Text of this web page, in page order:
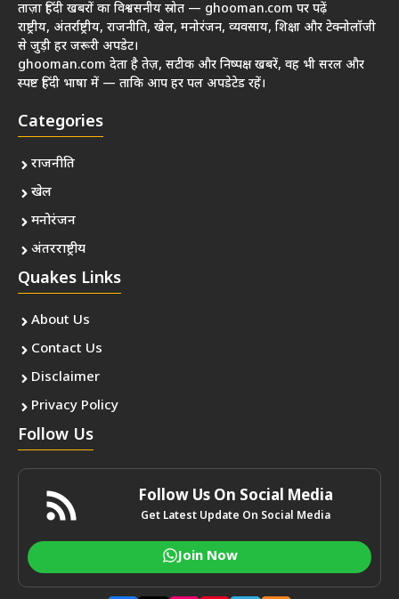
ताज़ा हिंदी खबरों का विश्वसनीय स्रोत — ghooman.com पर पढ़ें
राष्ट्रीय, अंतर्राष्ट्रीय, राजनीति, खेल, मनोरंजन, व्यवसाय, शिक्षा और टेक्नोलॉजी
से जुड़ी हर जरूरी अपडेट।
ghooman.com देता है तेज़, सटीक और निष्पक्ष खबरें, वह भी सरल और
स्पष्ट हिंदी भाषा में — ताकि आप हर पल अपडेटेड रहें।
Categories
राजनीति
खेल
मनोरंजन
अंतरराष्ट्रीय
Quakes Links
About Us
Contact Us
Disclaimer
Privacy Policy
Follow Us
Follow Us On Social Media
Get Latest Update On Social Media
Join Now